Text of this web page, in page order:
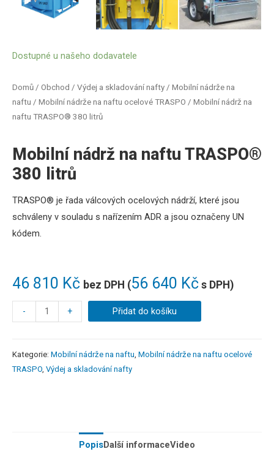
Domů / Obchod / Výdej a skladování nafty / Mobilní nádrže na
naftu / Mobilní nádrže na naftu ocelové TRASPO / Mobilní nádrž na
naftu TRASPO® 380 litrů
Mobilní nádrž na naftu TRASPO®
380 litrů
46 810 Kč bez DPH (56 640 Kč s DPH)
TRASPO® je řada válcových ocelových nádrží, které jsou
schváleny v souladu s nařízením ADR a jsou označeny UN
kódem.
Dostupné u našeho dodavatele
- + Přidat do košíku
Kategorie: Mobilní nádrže na naftu, Mobilní nádrže na naftu ocelové
TRASPO, Výdej a skladování nafty
PopisDalší informaceVideo